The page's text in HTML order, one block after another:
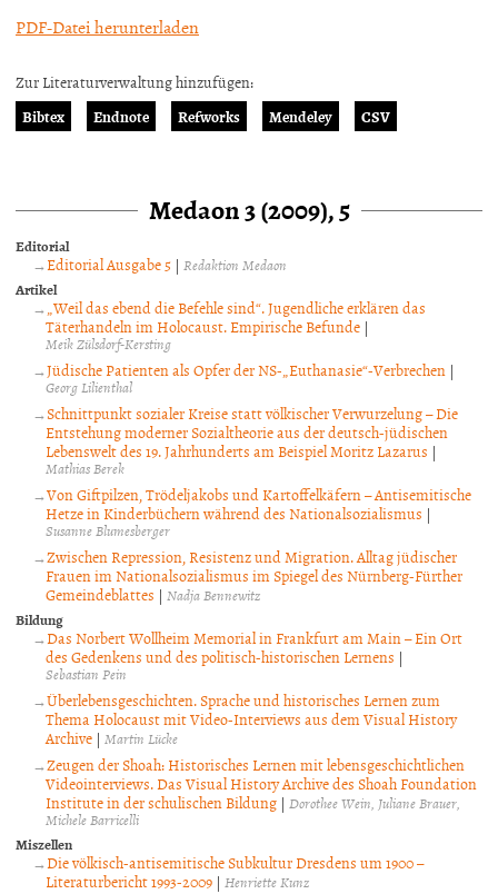
PDF-Datei herunterladen
Zur Literaturverwaltung hinzufügen:
Bibtex
Endnote Refworks Mendeley CSV
Medaon 3 (2009), 5
Editorial
Editorial Ausgabe 5 |Redaktion Medaon
Artikel
„Weil das ebend die Befehle sind“. Jugendliche erklären das
Täterhandeln im Holocaust. Empirische Befunde |
Meik Zülsdorf-Kersting
Jüdische Patienten als Opfer der NS-„Euthanasie“-Verbrechen |
Georg Lilienthal
Schnittpunkt sozialer Kreise statt völkischer Verwurzelung – Die
Entstehung moderner Sozialtheorie aus der deutsch-jüdischen
Lebenswelt des 19. Jahrhunderts am Beispiel Moritz Lazarus |
Mathias Berek
Von Giftpilzen, Trödeljakobs und Kartoffelkäfern – Antisemitische
Hetze in Kinderbüchern während des Nationalsozialismus |
Susanne Blumesberger
Zwischen Repression, Resistenz und Migration. Alltag jüdischer
Frauen im Nationalsozialismus im Spiegel des Nürnberg-Fürther
Gemeindeblattes | Nadja Bennewitz
Bildung
Das Norbert Wollheim Memorial in Frankfurt am Main – Ein Ort
des Gedenkens und des politisch-historischen Lernens |
Sebastian Pein
Überlebensgeschichten. Sprache und historisches Lernen zum
Thema Holocaust mit Video-Interviews aus dem Visual History
Archive | Martin Lücke
Zeugen der Shoah: Historisches Lernen mit lebensgeschichtlichen
Videointerviews. Das Visual History Archive des Shoah Foundation
Institute in der schulischen Bildung | Dorothee Wein Juliane Brauer
Michele Barricelli
Miszellen
Die völkisch-antisemitische Subkultur Dresdens um 1900 –
Literaturbericht 1993-2009 | Henriette Kunz